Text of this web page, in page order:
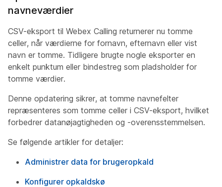
navneværdier
CSV-eksport til Webex Calling returnerer nu tomme
celler, når værdierne for fornavn, efternavn eller vist
navn er tomme. Tidligere brugte nogle eksporter en
enkelt punktum eller bindestreg som pladsholder for
tomme værdier.
Denne opdatering sikrer, at tomme navnefelter
repræsenteres som tomme celler i CSV-eksport, hvilket
forbedrer datanøjagtigheden og -overensstemmelsen.
Se følgende artikler for detaljer:
Administrer data for brugeropkald
Konfigurer opkaldskø